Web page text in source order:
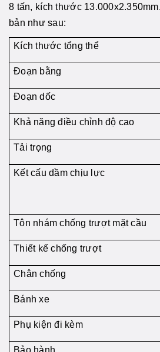
8 tấn, kích thước
bản như sau:
Kích thước tổng thể
Đoạn bằng
Đoạn dốc
Khả năng điều chỉnh độ cao
Tải trọng
Kết cấu dầm chịu lực
Tôn nhám chống trượt mặt cầu
Thiết kế chống trượt
Chân chống
Bánh xe
Phụ kiện đi kèm
Bảo hành